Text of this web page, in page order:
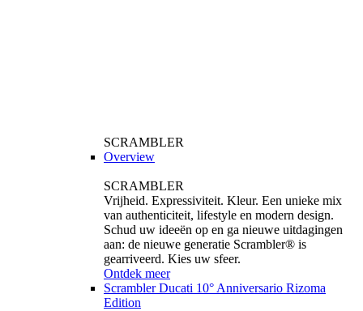
SCRAMBLER
Overview
SCRAMBLER
Vrijheid. Expressiviteit. Kleur. Een unieke mix
van authenticiteit, lifestyle en modern design.
Schud uw ideeën op en ga nieuwe uitdagingen
aan: de nieuwe generatie Scrambler® is
gearriveerd. Kies uw sfeer.
Ontdek meer
Scrambler Ducati 10° Anniversario Rizoma
Edition